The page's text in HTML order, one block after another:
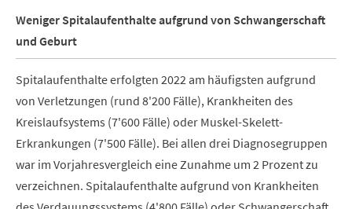
Weniger Spitalaufenthalte aufgrund von Schwangerschaft
und Geburt
Spitalaufenthalte erfolgten 2022 am häufigsten aufgrund
von Verletzungen (rund 8'200 Fälle), Krankheiten des
Kreislaufsystems (7'600 Fälle) oder Muskel-Skelett-
Erkrankungen (7'500 Fälle). Bei allen drei Diagnosegruppen
war im Vorjahresvergleich eine Zunahme um 2 Prozent zu
verzeichnen. Spitalaufenthalte aufgrund von Krankheiten